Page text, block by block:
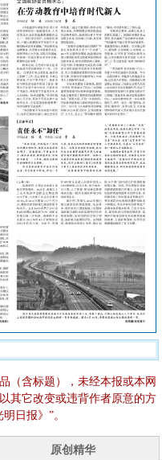
（含标题），未经本报或本网
其它改变或违背作者原意的方
日报》”。